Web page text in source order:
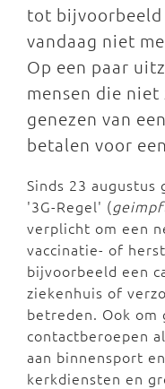
tot
vandaag niet
Op een paar
mensen die
genezen van
betalen voor
Sinds 23
'3G-Regel' (
verplicht om een
vaccinatie- of
bijvoorbeeld een
ziekenhuis of
betreden. Ook om
contactberoepen
aan binnensport
kerkdiensten en